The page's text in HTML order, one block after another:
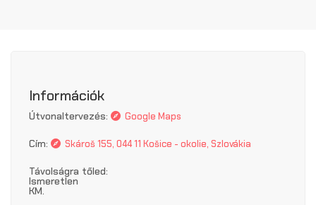
Információk
Útvonaltervezés: Google Maps
Cím: Skároš 155, 044 11 Košice - okolie, Szlovákia
Távolságra tőled:
Ismeretlen
KM.